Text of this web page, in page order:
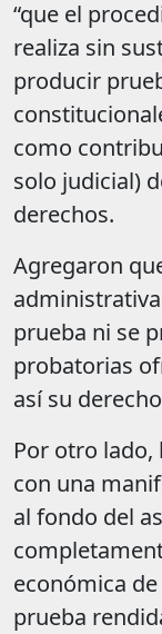
“que el
realiza sin
producir
como
solo judicial)
derechos.
Agregaron
prueba ni se
probatorias
así su
Por otro
con una
al fondo del
económica
prueba